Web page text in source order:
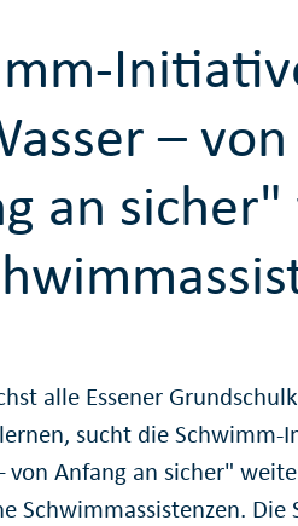
– von
an
alle Essener
sucht die Schwimm-
von Anfang an sicher"
Schwimmassistenzen. Die